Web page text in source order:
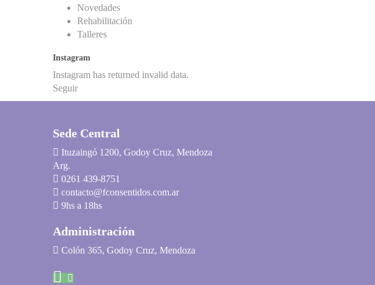
Novedades
Rehabilitación
Talleres
Instagram
Instagram has returned invalid data.
Seguir
Sede Central
Ituzaingó 1200, Godoy Cruz, Mendoza
Arg.
0261 439-8751
contacto@fconsentidos.com.ar
9hs a 18hs
Administración
Colón 365, Godoy Cruz, Mendoza